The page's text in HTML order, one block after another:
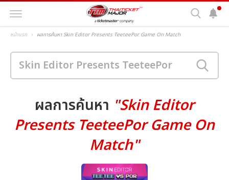
หน้าแรก ผลการค้นหา Skin Editor Presents TeeteePor Game On Match
ผลการค้นหา "Skin Editor
Presents TeeteePor Game On
Match"